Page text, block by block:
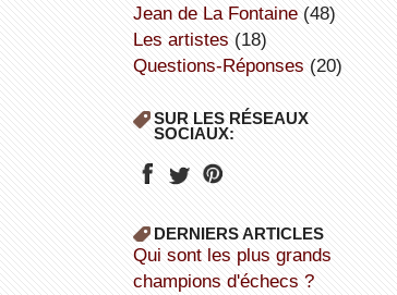
Jean de La Fontaine(48)
Les artistes (18)
Questions-Réponses (20)
SUR LES RÉSEAUX
SOCIAUX:
DERNIERS ARTICLES
Qui sont les plus grands
champions d'échecs ?